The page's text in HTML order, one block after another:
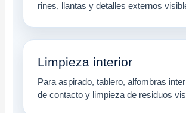
rines, llantas y detalles externos
Limpieza interior
Para aspirado, tablero, alfombras
de contacto y limpieza de residuos